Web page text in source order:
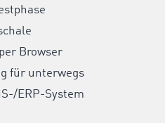
Browser
für unterwegs
ERP-System